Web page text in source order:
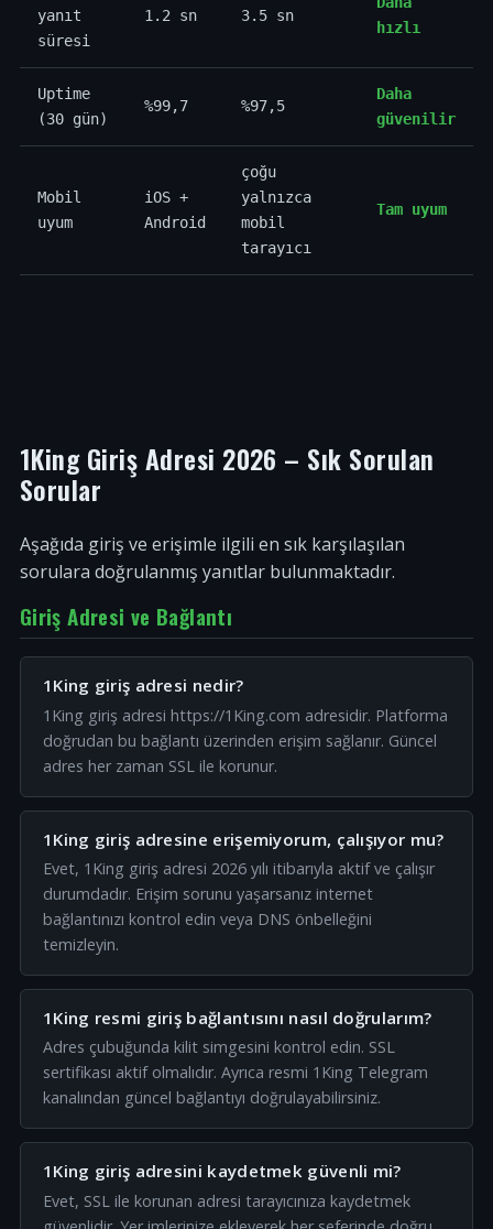
yanıt
süresi
1.2 sn 3.5 sn
hızlı
Uptime
(30 gün)
%99,7 %97,5
Daha
güvenilir
Mobil
uyum
iOS +
Android
çoğu
yalnızca
mobil
tarayıcı
Tam uyum
1King Giriş Adresi 2026 – Sık Sorulan
Sorular
Aşağıda giriş ve erişimle ilgili en sık karşılaşılan
sorulara doğrulanmış yanıtlar bulunmaktadır.
Giriş Adresi ve Bağlantı
1King giriş adresi nedir?
1King giriş adresi https://1King.com adresidir. Platforma
doğrudan bu bağlantı üzerinden erişim sağlanır. Güncel
adres her zaman SSL ile korunur.
1King giriş adresine erişemiyorum, çalışıyor mu?
Evet, 1King giriş adresi 2026 yılı itibarıyla aktif ve çalışır
durumdadır. Erişim sorunu yaşarsanız internet
bağlantınızı kontrol edin veya DNS önbelleğini
temizleyin.
1King resmi giriş bağlantısını nasıl doğrularım?
Adres çubuğunda kilit simgesini kontrol edin. SSL
sertifikası aktif olmalıdır. Ayrıca resmi 1King Telegram
kanalından güncel bağlantıyı doğrulayabilirsiniz.
1King giriş adresini kaydetmek güvenli mi?
Evet, SSL ile korunan adresi tarayıcınıza kaydetmek